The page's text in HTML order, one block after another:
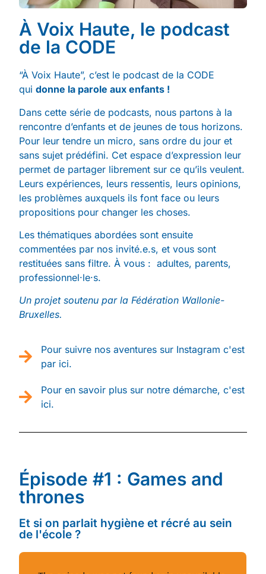
À Voix Haute, le podcast
de la CODE
“À Voix Haute”, c’est le podcast de la CODE
quidonne la parole aux enfants !
Dans cette série de podcasts, nous partons à la
rencontre d’enfants et de jeunes de tous horizons.
Pour leur tendre un micro, sans ordre du jour et
sans sujet prédéfini. Cet espace d’expression leur
permet de partager librement sur ce qu’ils veulent.
Leurs expériences, leurs ressentis, leurs opinions,
les problèmes auxquels ils font face ou leurs
propositions pour changer les choses.
Les thématiques abordées sont ensuite
commentées par nos invité.e.s, et vous sont
restituées sans filtre. À vous : adultes, parents,
professionnel·le·s.
Un projet soutenu par la Fédération Wallonie-
Bruxelles.
Pour suivre nos aventures sur Instagram c'est
par ici.
Pour en savoir plus sur notre démarche, c'est
ici.
Épisode #1 : Games and
thrones
Et si on parlait hygiène et récré au sein
de l'école ?